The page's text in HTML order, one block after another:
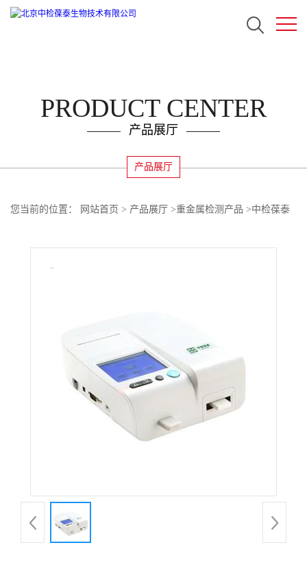
PRODUCT CENTER
产品展厅
产品展厅
您当前的位置： 网站首页 > 产品展厅 >重金属检测产品 >中检葆泰